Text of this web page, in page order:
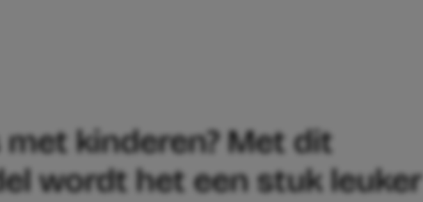
kinderen? Met dit
wordt het een stuk leuker